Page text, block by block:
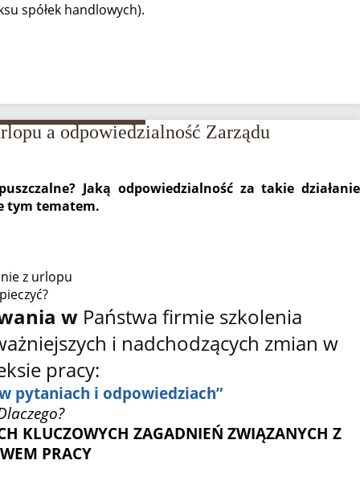
spółek handlowych).
a odpowiedzialność Zarządu
Jaką odpowiedzialność za takie działanie
tym tematem.
z urlopu
wPaństwa firmie szkolenia
i nadchodzących zmian w
pracy:
pytaniach i odpowiedziach”
KLUCZOWYCH ZAGADNIEŃ ZWIĄZANYCH Z
PRACY